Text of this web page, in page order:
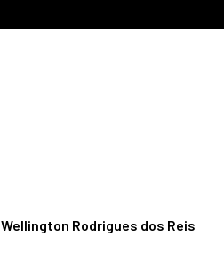
Wellington Rodrigues dos Reis